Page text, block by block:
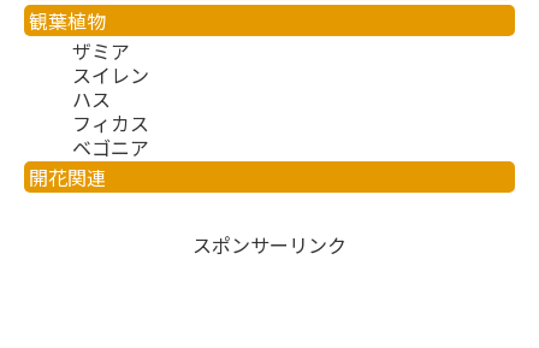
観葉植物
ザミア
スイレン
ハス
フィカス
ベゴニア
開花関連
スポンサーリンク